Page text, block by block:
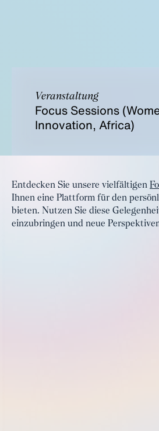
Veranstaltung
Focus Sessions
Innovation, Africa)
Entdecken Sie unsere vielfältigen
Ihnen eine Plattform für den
bieten. Nutzen Sie diese
einzubringen und neue